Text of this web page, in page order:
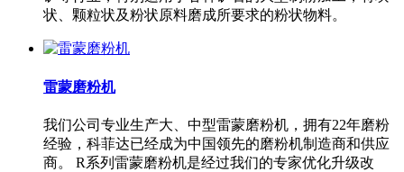
状、颗粒状及粉状原料磨成所要求的粉状物料。
雷蒙磨粉机
我们公司专业生产大、中型雷蒙磨粉机，拥有22年磨粉
经验，科菲达已经成为中国领先的磨粉机制造商和供应
商。 R系列雷蒙磨粉机是经过我们的专家优化升级改